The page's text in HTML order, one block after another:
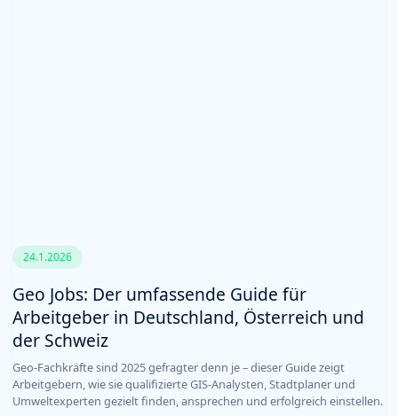
24.1.2026
Geo Jobs: Der umfassende Guide für
Arbeitgeber in Deutschland, Österreich und
der Schweiz
Geo-Fachkräfte sind 2025 gefragter denn je – dieser Guide zeigt
Arbeitgebern, wie sie qualifizierte GIS-Analysten, Stadtplaner und
Umweltexperten gezielt finden, ansprechen und erfolgreich einstellen.